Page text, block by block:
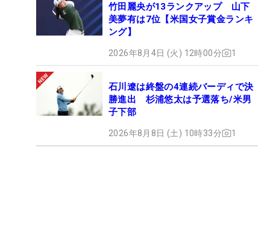
竹田麗央が13ランクアップ 山下
美夢有は7位【米国女子賞金ランキ
ング】
2026年8月4日 (火) 12時00分 1
石川遼は終盤の4連続バーディで決
勝進出 杉浦悠太は予選落ち/米男
子下部
2026年8月8日 (土) 10時33分 1